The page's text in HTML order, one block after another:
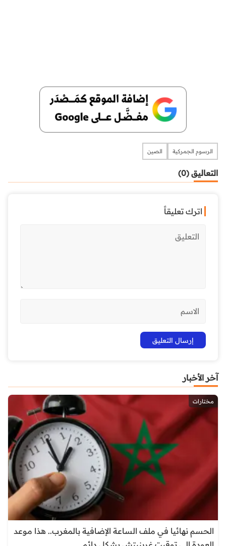
الرسوم الجمركية الصين
التعاليق (0)
اترك تعليقاً
آخر الأخبار
مختارات
الحسم نهائيا في ملف الساعة الإضافية بالمغرب.. هذا موعد